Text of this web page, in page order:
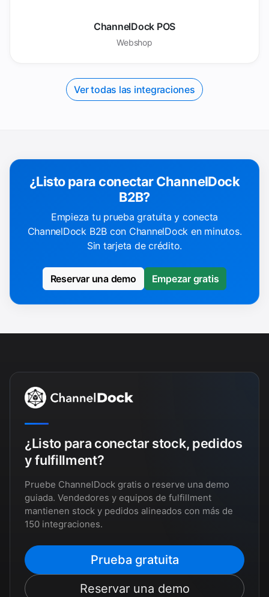
ChannelDock POS
Webshop
Ver todas las integraciones
¿Listo para conectar ChannelDock
B2B?
Empieza tu prueba gratuita y conecta
ChannelDock B2B con ChannelDock en minutos.
Sin tarjeta de crédito.
Reservar una demo Empezar gratis
¿Listo para conectar stock, pedidos
y fulfillment?
Pruebe ChannelDock gratis o reserve una demo
guiada. Vendedores y equipos de fulfillment
mantienen stock y pedidos alineados con más de
150 integraciones.
Prueba gratuita
Reservar una demo